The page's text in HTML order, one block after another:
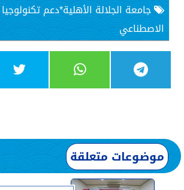
جامعة الجلالة الأهلية*دعم
الاصطناعي
موضوعات متعلقة